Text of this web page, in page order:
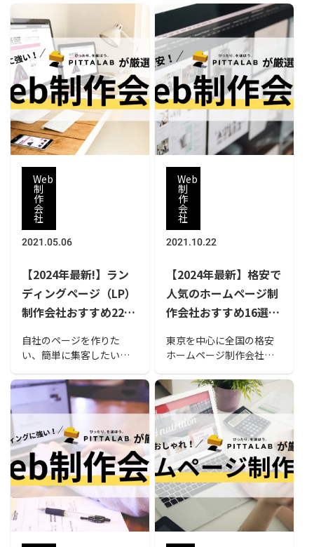
ューアルしたりする際、
外部の制作会社に依頼す
ることが多いのではない
でしょうか。本記事では
Web制作会社のおすすめ
や選び方をご紹介しま
す。また、Web制作の費
用相場や依頼する前に確
認することも解説してい
るので、制作会社選びの
参考にしてみてくださ
い。
Webコンテンツの制作を
考えているクライアント
も多いのではないでしょ
うか。高まるニーズに合
わせて東京では多くの会
社がWebコンテンツ制作
サービスを行っているた
め、Web制作のことをよ
く知らない場合、どこに
依頼していいのか悩んで
しまうことでしょう。そ
こで今回は、東京で依頼
できるおすすめのWeb制
作会社を紹介します。
Web
制
作
会
社
2021.05.06
【2024年最新!】ラン
ディングページ（LP）
制作会社おすすめ22
場なども解説
自社のページを作りた
い、簡単に集客したい、
補にあがると思います。
内製せずにプロに頼む場
合に知っておきたい、選
び方やおすすめの会社を
解説しました。また、LP
制作の費用相場も解説し
ていますので、費用感が
気になる方は参考にして
みてください。
Web
制
作
会
社
2021.10.22
【2024年最新】格安で
人気のホームページ制
作会社おすすめ16選！
メリット・デメリット
解説
東京を中心に全国の格安
ホームページ制作会社の
制作会社をまとめまし
た。格安でホームページ
を制作するメリット・デ
メリットやホームページ
制作の費用相場も解説し
ているので、ホームペー
ジ制作を検討している方
は、ぜひ参考にしてくだ
さい。